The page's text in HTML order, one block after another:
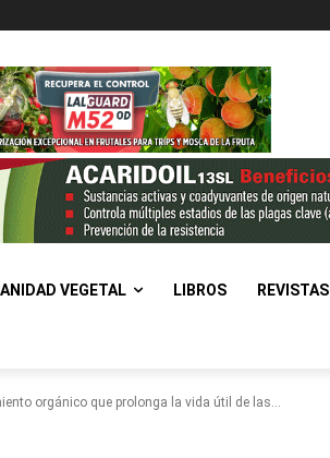
VEGETAL LIBROS REVISTAS
orgánico que prolonga la vida útil de las...